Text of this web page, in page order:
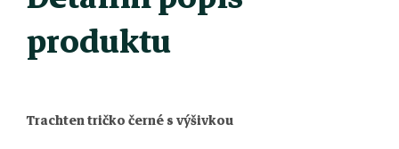
produktu
Trachten tričko černé s výšivkou